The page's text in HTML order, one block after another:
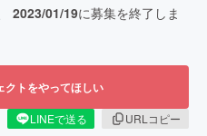
2023/01/19に募集を終了しま
クトをやってほしい
LINEで送る
URLコピー